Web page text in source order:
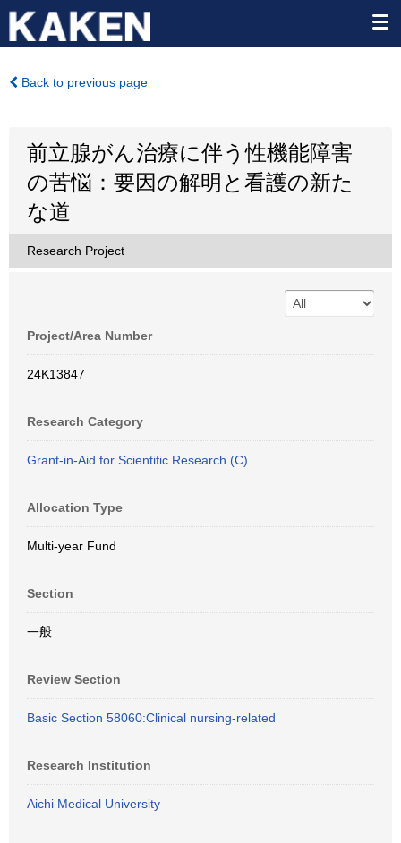
Back to previous page
前立腺がん治療に伴う性機能障害
の苦悩：要因の解明と看護の新た
な道
Research Project
Project/Area Number
24K13847
Research Category
Grant-in-Aid for Scientific Research (C)
Allocation Type
Multi-year Fund
Section
一般
Review Section
Basic Section 58060:Clinical nursing-related
Research Institution
Aichi Medical University